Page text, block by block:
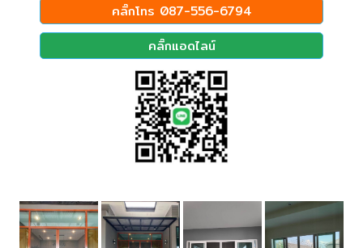
คลิ๊กโทร 087-556-6794
คลิ๊กแอดไลน์